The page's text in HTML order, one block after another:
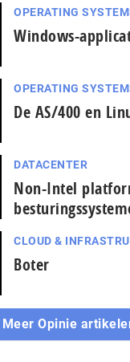
OPERATING
Windows-
OPERATING
De AS/400 en
DATACENTER
Non-Intel
CLOUD &
Boter
Meer Opinie